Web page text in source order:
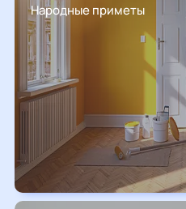
Народные приметы